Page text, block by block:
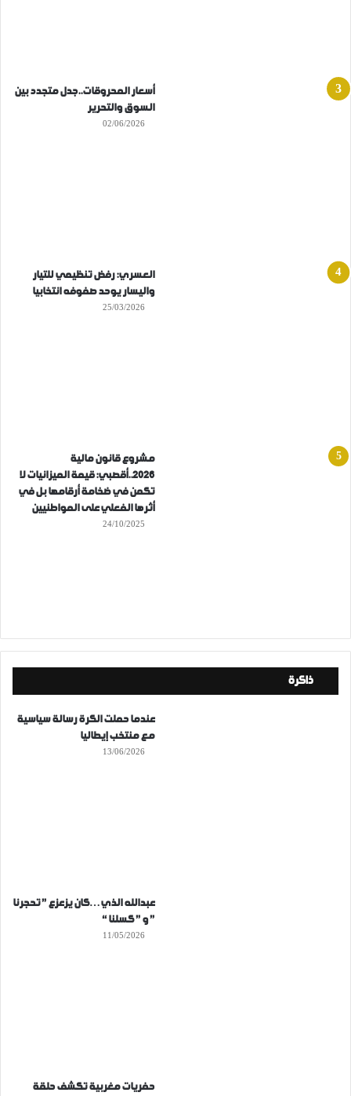
أسعار المحروقات..جدل متجدد بين
السوق والتحرير
02/06/2026
العسري: رفض تنظيمي للتيار
واليسار يوحد صفوفه انتخابيا
25/03/2026
مشروع قانون مالية
2026..أقصبي: قيمة الميزانيات لا
تكمن في ضخامة أرقامها بل في
أثرها الفعلي على المواطنيين
24/10/2025
ذاكرة
عندما حملت الكرة رسالة سياسية
مع منتخب إيطاليا
13/06/2026
عبدالله الذي…كان يزعزع ” تحجرنا
” و ” كسلنا “
11/05/2026
حفريات مغربية تكشف حلقة